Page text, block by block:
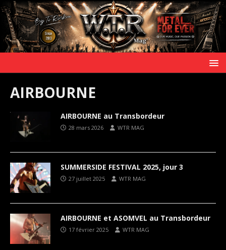
AIRBOURNE
AIRBOURNE au Transbordeur
28 mars 2026 WTR MAG
SUMMERSIDE FESTIVAL 2025, jour 3
27 juillet 2025 WTR MAG
AIRBOURNE et ASOMVEL au Transbordeur
17 février 2025 WTR MAG